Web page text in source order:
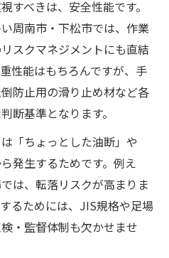
すべきは、安全性能です。
周南市・下松市では、作業
スクマネジメントにも直結
性能はもちろんですが、手
防止用の滑り止め材など各
断基準となります。
「ちょっとした油断」や
発生するためです。例え
は、転落リスクが高まりま
るためには、JIS規格や足場
・監督体制も欠かせませ